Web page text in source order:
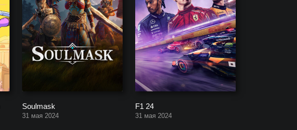
Soulmask
31 мая 2024
F1 24
31 мая 2024